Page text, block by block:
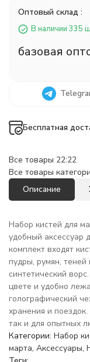
Оптовый склад :
В наличии 335
базовая
Бесплатная
Все товары 22:22
Все товары
Описание
Набор кистей для
удобный аксессуар
комплект входят
пудры, румян, теней
синтетический
цвете и удобно
голографический
хранения и
так и для опытных
Категории: Набор
марта, Аксессуары,